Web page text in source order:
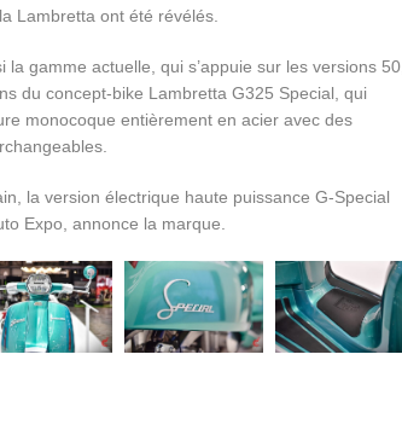
Lambretta ont été révélés.
la gamme actuelle, qui s’appuie sur les versions 50,
du concept-bike Lambretta G325 Special, qui
monocoque entièrement en acier avec des
la version électrique haute puissance G-Special
Expo, annonce la marque.